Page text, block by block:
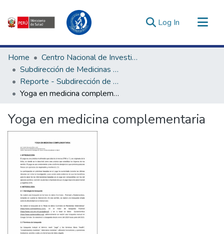
Log In (current)
Communities & Collections
All of DSpace
Statistics
Estadísticas Externas
Enlaces de interés ▾
Home
Centro Nacional de Investigación Social e Interculturalidad en Salud
Subdirección de Medicinas Complementarias
Reporte - Subdirección de Medicinas Complementarias
Yoga en medicina complementaria
Yoga en medicina complementaria